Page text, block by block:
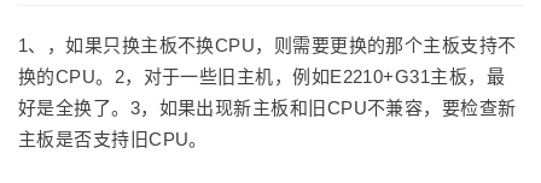
1、，如果只换主板不换CPU，则需要更换的那个主板支持不
换的CPU。2，对于一些旧主机，例如E2210+G31主板，最
好是全换了。3，如果出现新主板和旧CPU不兼容，要检查新
主板是否支持旧CPU。